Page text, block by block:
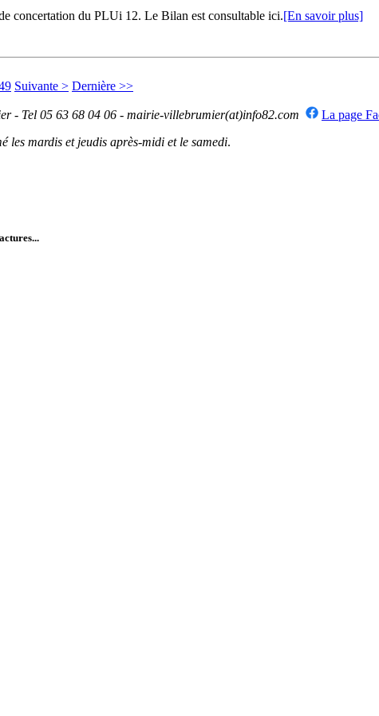
concertation du PLUi 12. Le Bilan est consultable ici.[En savoir plus]
Suivante > Dernière >>
- Tel 05 63 68 04 06 - mairie-villebrumier(at)info82.com
La page
les mardis et jeudis après-midi et le samedi.